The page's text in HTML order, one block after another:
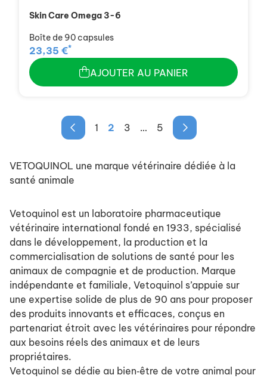
Skin Care Omega 3-6
Boîte de 90 capsules
23,35 €*
AJOUTER AU PANIER
1 2 3 … 5
VETOQUINOL une marque vétérinaire dédiée à la
santé animale
Vetoquinol est un laboratoire pharmaceutique
vétérinaire international fondé en 1933, spécialisé
dans le développement, la production et la
commercialisation de solutions de santé pour les
animaux de compagnie et de production. Marque
indépendante et familiale, Vetoquinol s’appuie sur
une expertise solide de plus de 90 ans pour proposer
des produits innovants et efficaces, conçus en
partenariat étroit avec les vétérinaires pour répondre
aux besoins réels des animaux et de leurs
propriétaires.
Vetoquinol se dédie au bien‑être de votre animal pour